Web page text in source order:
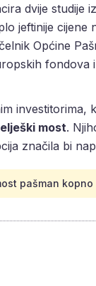
dvije studije
jeftinije cijene
Općine
fondova
investitorima,
most.
značila bi
pašman kopno